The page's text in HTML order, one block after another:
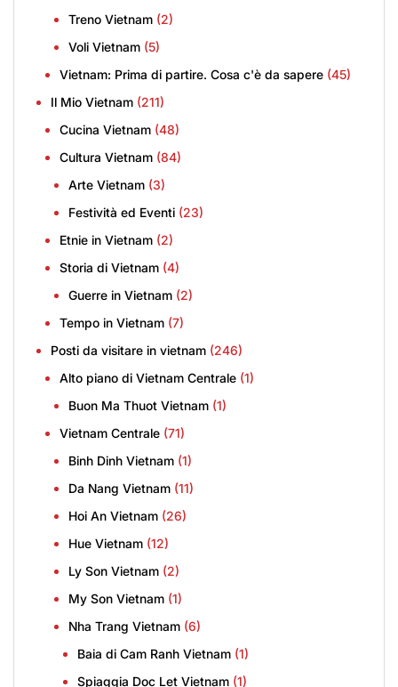
Treno Vietnam (2)
Voli Vietnam (5)
Vietnam: Prima di partire. Cosa c'è da sapere (45)
Il Mio Vietnam (211)
Cucina Vietnam (48)
Cultura Vietnam (84)
Arte Vietnam (3)
Festività ed Eventi (23)
Etnie in Vietnam (2)
Storia di Vietnam (4)
Guerre in Vietnam (2)
Tempo in Vietnam (7)
Posti da visitare in vietnam (246)
Alto piano di Vietnam Centrale (1)
Buon Ma Thuot Vietnam (1)
Vietnam Centrale (71)
Binh Dinh Vietnam (1)
Da Nang Vietnam (11)
Hoi An Vietnam (26)
Hue Vietnam (12)
Ly Son Vietnam (2)
My Son Vietnam (1)
Nha Trang Vietnam (6)
Baia di Cam Ranh Vietnam (1)
Spiaggia Doc Let Vietnam (1)